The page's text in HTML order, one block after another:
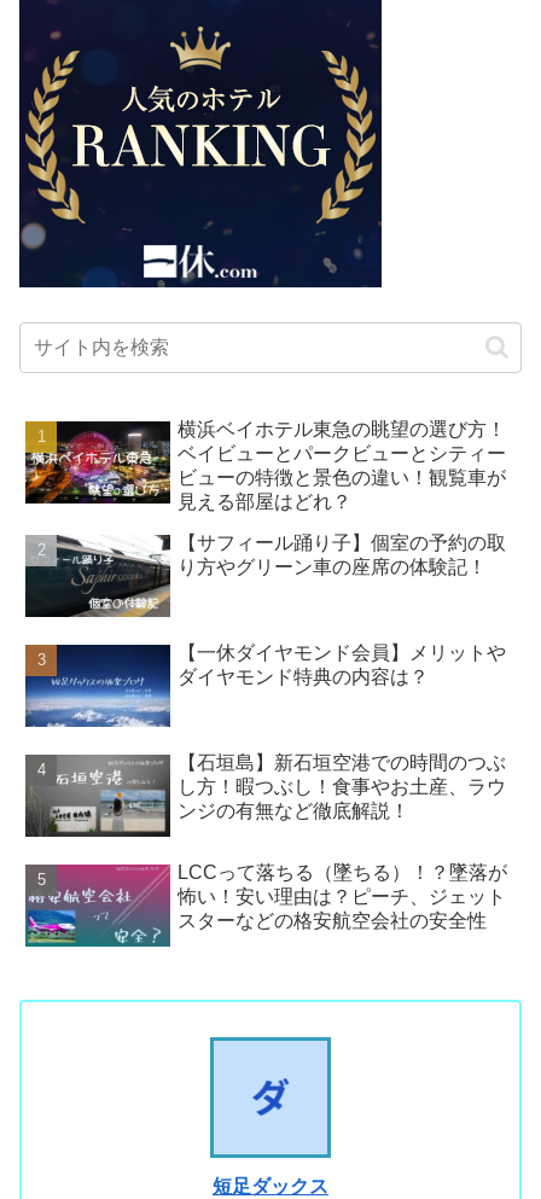
横浜ベイホテル東急の眺望の選び方！
ベイビューとパークビューとシティー
ビューの特徴と景色の違い！観覧車が
見える部屋はどれ？
【サフィール踊り子】個室の予約の取
り方やグリーン車の座席の体験記！
【一休ダイヤモンド会員】メリットや
ダイヤモンド特典の内容は？
【石垣島】新石垣空港での時間のつぶ
し方！暇つぶし！食事やお土産、ラウ
ンジの有無など徹底解説！
LCCって落ちる（墜ちる）！？墜落が
怖い！安い理由は？ピーチ、ジェット
スターなどの格安航空会社の安全性
短足ダックス